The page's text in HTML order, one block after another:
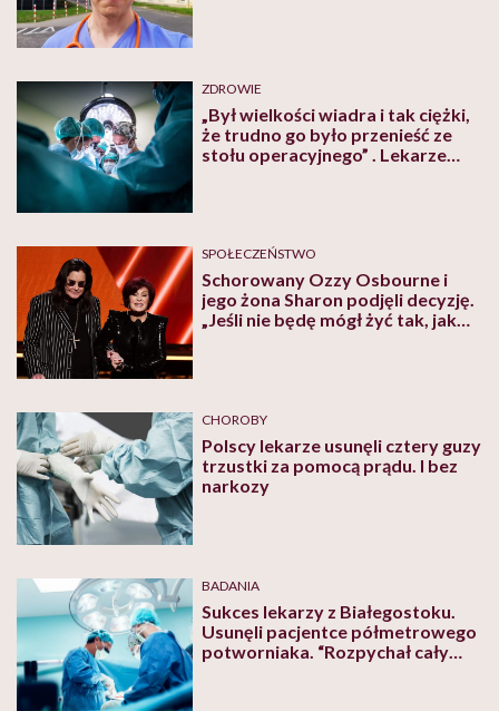
ZDROWIE
„Był wielkości wiadra i tak ciężki,
że trudno go było przenieść ze
stołu operacyjnego” . Lekarze
SPOŁECZEŃSTWO
Schorowany Ozzy Osbourne i
jego żona Sharon podjęli decyzję.
„Jeśli nie będę mógł żyć tak, jak
CHOROBY
Polscy lekarze usunęli cztery guzy
trzustki za pomocą prądu. I bez
narkozy
BADANIA
Sukces lekarzy z Białegostoku.
Usunęli pacjentce półmetrowego
potworniaka. “Rozpychał cały